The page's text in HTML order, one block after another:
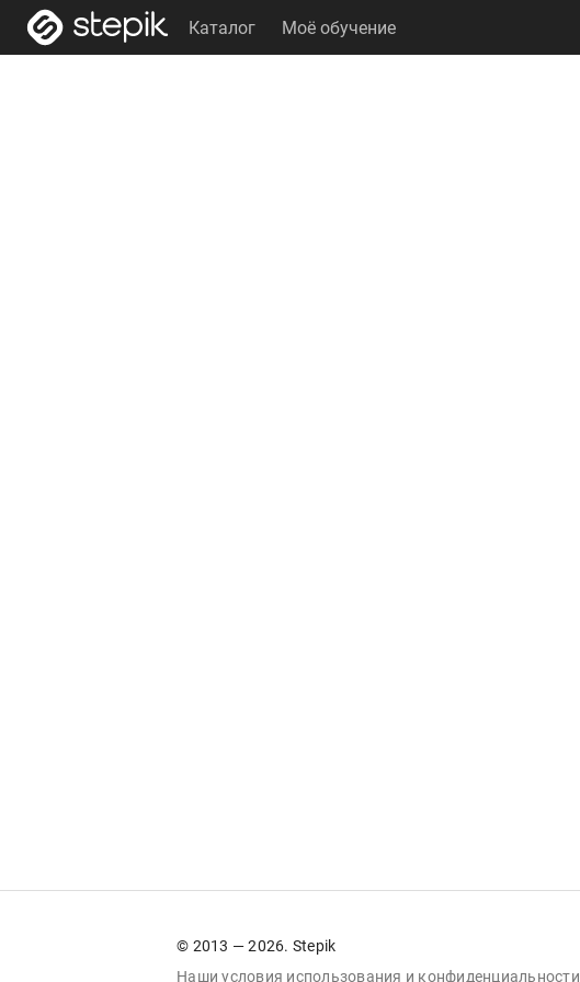
Каталог Моё обучение
© 2013 — 2026. Stepik
Наши условия использования и конфиденциальности